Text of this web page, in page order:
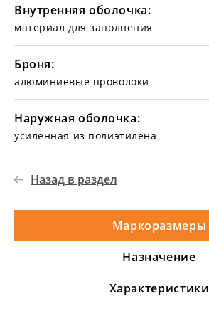
Внутренняя оболочка:
материал для заполнения
Броня:
алюминиевые проволоки
Наружная оболочка:
усиленная из полиэтилена
Назад в раздел
Маркоразмеры
Назначение
Характеристики